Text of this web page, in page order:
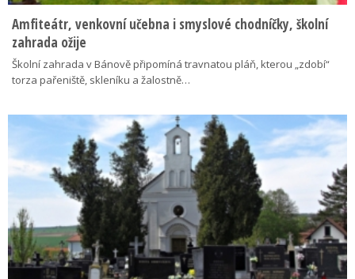
Amfiteátr, venkovní učebna i smyslové chodníčky, školní
zahrada ožije
Školní zahrada v Bánově připomíná travnatou pláň, kterou „zdobí“
torza pařeniště, skleníku a žalostně…